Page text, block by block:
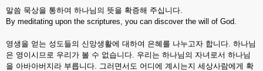
말씀 묵상을 통하여 하나님의 뜻을 확증해 주십니다.
By meditating upon the scriptures, you can discover the will of God.
영생을 얻는 성도들의 신앙생활에 대하여 은혜를 나누고자 합니다. 하나님
은 영이시므로 우리가 볼 수 없습니다. 우리는 하나님의 자녀로서 하나님
을 아바아버지라 부릅니다. 그러면서도 어디에 계시는지 세상사람에게 확